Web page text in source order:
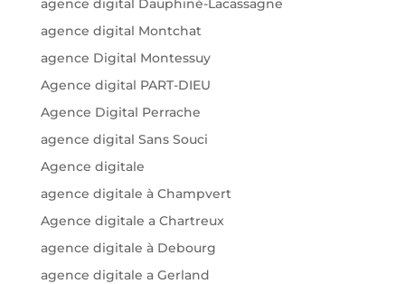
agence digital Dauphiné-Lacassagne
agence digital Montchat
agence Digital Montessuy
Agence digital PART-DIEU
Agence Digital Perrache
agence digital Sans Souci
Agence digitale
agence digitale à Champvert
Agence digitale a Chartreux
agence digitale à Debourg
agence digitale a Gerland